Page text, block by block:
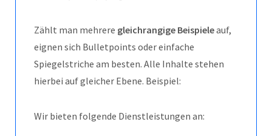
Zählt man mehrere gleichrangige Beispieleauf,
eignen sich Bulletpoints oder einfache
Spiegelstriche am besten. Alle Inhalte stehen
hierbei auf gleicher Ebene. Beispiel:
Wir bieten folgende Dienstleistungen an: